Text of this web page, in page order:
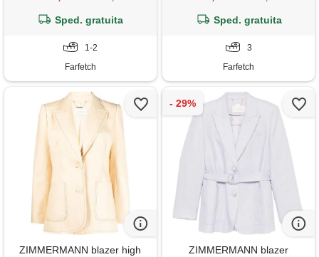
Sped. gratuita
1-2
Farfetch
Sped. gratuita
3
Farfetch
ZIMMERMANN blazer high
ZIMMERMANN blazer